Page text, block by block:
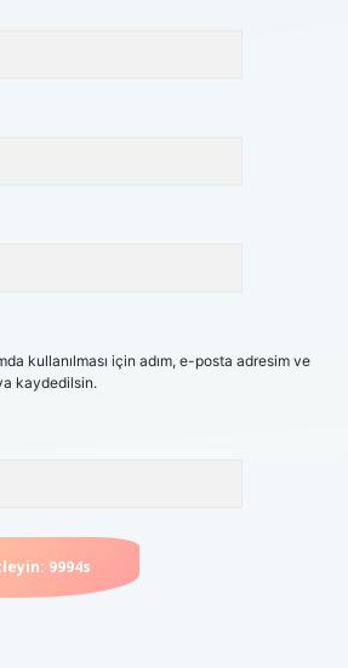
kullanılması için adım, e-posta adresim ve
kaydedilsin.